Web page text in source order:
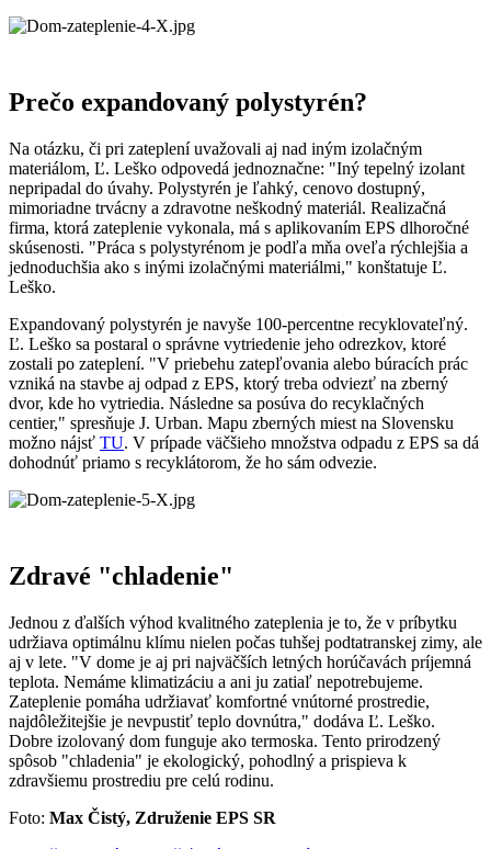
Prečo expandovaný polystyrén?
Na otázku, či pri zateplení uvažovali aj nad iným izolačným
materiálom, Ľ. Leško odpovedá jednoznačne: "Iný tepelný izolant
nepripadal do úvahy. Polystyrén je ľahký, cenovo dostupný,
mimoriadne trvácny a zdravotne neškodný materiál. Realizačná
firma, ktorá zateplenie vykonala, má s aplikovaním EPS dlhoročné
skúsenosti. "Práca s polystyrénom je podľa mňa oveľa rýchlejšia a
jednoduchšia ako s inými izolačnými materiálmi," konštatuje Ľ.
Leško.
Expandovaný polystyrén je navyše 100-percentne recyklovateľný.
Ľ. Leško sa postaral o správne vytriedenie jeho odrezkov, ktoré
zostali po zateplení. "V priebehu zatepľovania alebo búracích prác
vzniká na stavbe aj odpad z EPS, ktorý treba odviezť na zberný
dvor, kde ho vytriedia. Následne sa posúva do recyklačných
centier," spresňuje J. Urban. Mapu zberných miest na Slovensku
možno nájsť TU. V prípade väčšieho množstva odpadu z EPS sa dá
dohodnúť priamo s recyklátorom, že ho sám odvezie.
Zdravé "chladenie"
Jednou z ďalších výhod kvalitného zateplenia je to, že v príbytku
udržiava optimálnu klímu nielen počas tuhšej podtatranskej zimy, ale
aj v lete. "V dome je aj pri najväčších letných horúčavách príjemná
teplota. Nemáme klimatizáciu a ani ju zatiaľ nepotrebujeme.
Zateplenie pomáha udržiavať komfortné vnútorné prostredie,
najdôležitejšie je nevpustiť teplo dovnútra," dodáva Ľ. Leško.
Dobre izolovaný dom funguje ako termoska. Tento prirodzený
spôsob "chladenia" je ekologický, pohodlný a prispieva k
zdravšiemu prostrediu pre celú rodinu.
Foto: Max Čistý, Združenie EPS SR